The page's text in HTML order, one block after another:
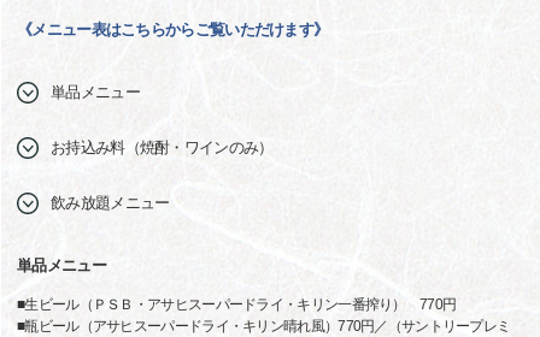
《メニュー表はこちらからご覧いただけます》
単品メニュー
お持込み料（焼酎・ワインのみ）
飲み放題メニュー
単品メニュー
■生ビール（ＰＳＢ・アサヒスーパードライ・キリン一番搾り） 770円
■瓶ビール（アサヒスーパードライ・キリン晴れ風）770円／（サントリープレミ